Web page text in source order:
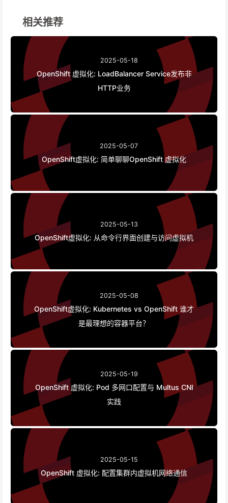
相关推荐
2025-05-18
OpenShift 虚拟化: LoadBalancer Service发布非
HTTP业务
2025-05-07
OpenShift虚拟化: 简单聊聊OpenShift 虚拟化
2025-05-13
OpenShift虚拟化: 从命令行界面创建与访问虚拟机
2025-05-08
OpenShift虚拟化: Kubernetes vs OpenShift 谁才
是最理想的容器平台？
2025-05-19
OpenShift 虚拟化: Pod 多网口配置与 Multus CNI
实践
2025-05-15
OpenShift 虚拟化: 配置集群内虚拟机网络通信